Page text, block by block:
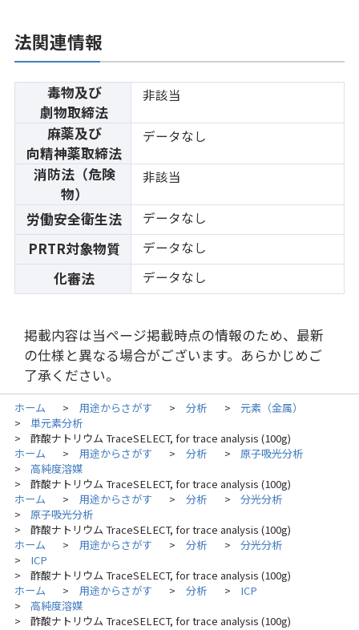
法関連情報
毒物及び
劇物取締法
非該当
麻薬及び
向精神薬取締法
データなし
消防法（危険
物）
非該当
労働安全衛生法 データなし
PRTR対象物質 データなし
化審法 データなし
掲載内容は当ページ掲載時点の情報のため、最新
の仕様と異なる場合がございます。あらかじめご
了承ください。
ホーム > 用途からさがす > 分析 > 元素（金属）
> 単元素分析
>
酢酸ナトリウム TraceSELECT, for trace analysis (100g)
ホーム
> 用途からさがす > 分析 > 原子吸光分析
> 高純度溶媒
>
酢酸ナトリウム TraceSELECT, for trace analysis (100g)
ホーム
> 用途からさがす > 分析 > 分光分析
> 原子吸光分析
>
酢酸ナトリウム TraceSELECT, for trace analysis (100g)
ホーム
> 用途からさがす > 分析 > 分光分析
> ICP
>
酢酸ナトリウム TraceSELECT, for trace analysis (100g)
ホーム
> 用途からさがす > 分析 > ICP
> 高純度溶媒
> 酢酸ナトリウム TraceSELECT, for trace analysis (100g)